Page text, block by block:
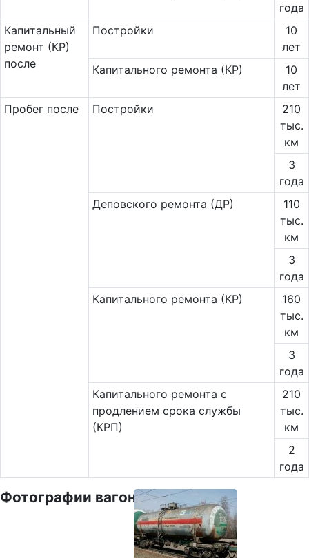
года
Ка­пи­таль­ный
ремонт (КР)
после
Постройки
10
лет
Капитального ремонта (КР)
10
лет
Пробег после
Постройки
210
тыс.
км
3
года
Деповского ремонта (ДР)
110
тыс.
км
3
года
Капитального ремонта (КР)
160
тыс.
км
3
года
Капитального ремонта с
продлением срока службы
(КРП)
210
тыс.
км
2
года
Фотографии вагона